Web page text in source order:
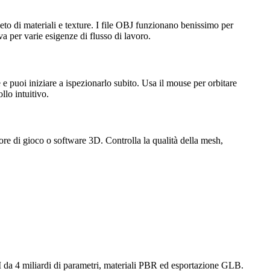
di materiali e texture. I file OBJ funzionano benissimo per
per varie esigenze di flusso di lavoro.
puoi iniziare a ispezionarlo subito. Usa il mouse per orbitare
intuitivo.
di gioco o software 3D. Controlla la qualità della mesh,
4 miliardi di parametri, materiali PBR ed esportazione GLB.